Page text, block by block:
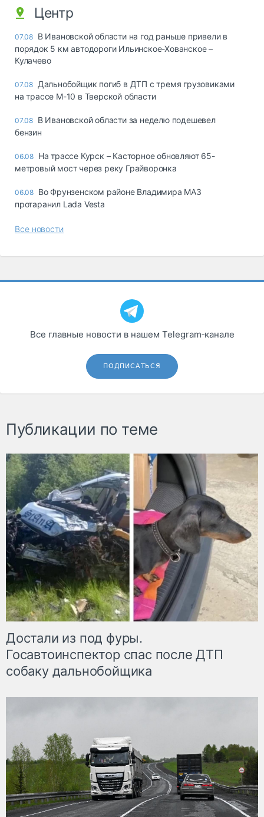
Центр
07.08 В Ивановской области на год раньше привели в
порядок 5 км автодороги Ильинское-Хованское –
Кулачево
07.08 Дальнобойщик погиб в ДТП с тремя грузовиками
на трассе М-10 в Тверской области
07.08 В Ивановской области за неделю подешевел
бензин
06.08 На трассе Курск – Касторное обновляют 65-
метровый мост через реку Грайворонка
06.08 Во Фрунзенском районе Владимира МАЗ
протаранил Lada Vesta
Все новости
Все главные новости в нашем Telegram‑канале
ПОДПИСАТЬСЯ
Публикации по теме
Достали из под фуры.
Госавтоинспектор спас после ДТП
собаку дальнобойщика